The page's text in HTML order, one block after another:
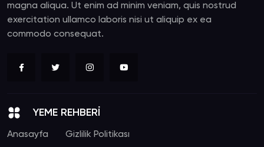
magna aliqua. Ut enim ad minim veniam, quis nostrud
exercitation ullamco laboris nisi ut aliquip ex ea
commodo consequat.
YEME REHBERİ
Anasayfa Gizlilik Politikası